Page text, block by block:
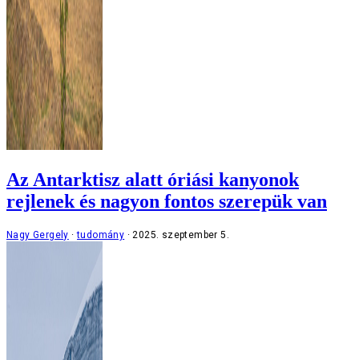
Az Antarktisz alatt óriási kanyonok
rejlenek és nagyon fontos szerepük van
Nagy Gergely tudomány 2025. szeptember 5.